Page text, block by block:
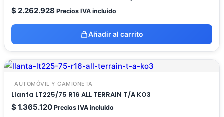
$2.262.928 Precios IVA incluido
Añadir al carrito
AUTOMÓVIL Y CAMIONETA
Llanta LT225/75 R16 ALL TERRAIN T/A KO3
$1.365.120 Precios IVA incluido